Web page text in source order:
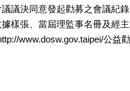
議決同意發起勸募之會議紀錄
樣張、當屆理監事名冊及經
www.dosw.gov.taipei/公益